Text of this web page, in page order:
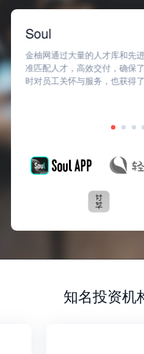
，为Soul精
定发展。同
可。
金柚网围绕
力管理方案
成本和管理
知名投资机